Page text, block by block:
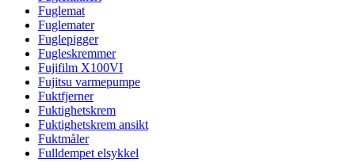
Fuglemat
Fuglemater
Fuglepigger
Fugleskremmer
Fujifilm X100VI
Fujitsu varmepumpe
Fuktfjerner
Fuktighetskrem
Fuktighetskrem ansikt
Fuktmåler
Fulldempet elsykkel